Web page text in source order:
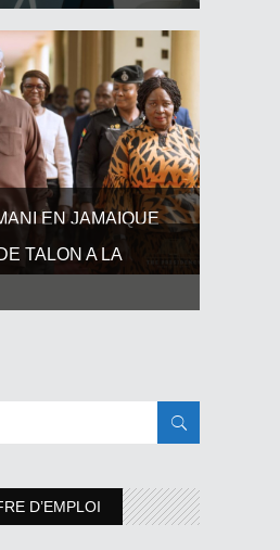
EN JAMAIQUE
TALON A LA
D’EMPLOI